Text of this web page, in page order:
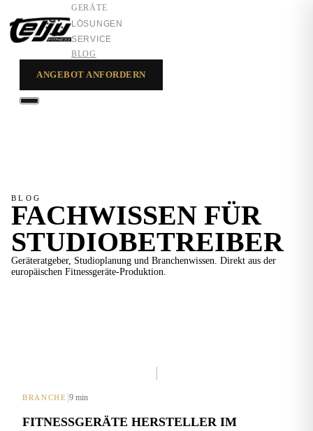
GERÄTE
LÖSUNGEN
SERVICE
BLOG
ANGEBOT ANFORDERN
BLOG
FACHWISSEN FÜR
STUDIOBETREIBER
Geräteratgeber, Studioplanung und Branchenwissen. Direkt aus der
europäischen Fitnessgeräte-Produktion.
BRANCHE |9 min
FITNESSGERÄTE HERSTELLER IM